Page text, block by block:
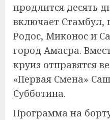
продлится десять
включает Стамбул,
Родос, Миконос и
город Амасра.
круиз отправятся
«Первая Смена»
Субботина.
Программа на